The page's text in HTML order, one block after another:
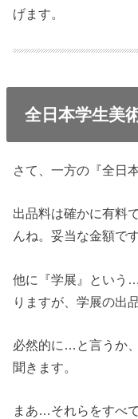
げます。
全日本学生美
さて、一方の『全日
出品料は確かに有料
んね。妥当な金額です
他に『学展』という
りますが、学展の出
必然的に…と言うか
聞きます。
まあ…それらをすべ